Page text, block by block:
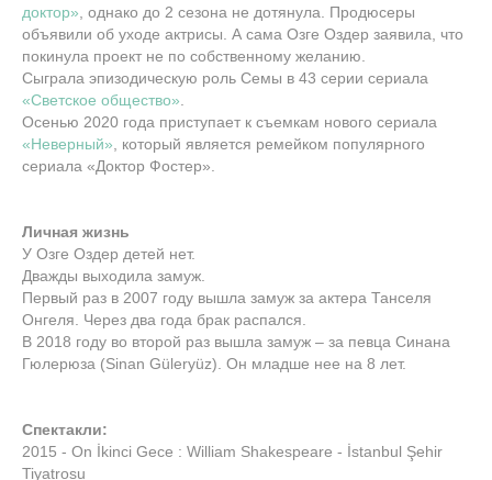
доктор» , однако до 2 сезона не дотянула. Продюсеры
объявили об уходе актрисы. А сама Озге Оздер заявила, что
покинула проект не по собственному желанию.
Сыграла эпизодическую роль Семы в 43 серии сериала
«Светское общество»
Осенью 2020 года приступает к съемкам нового сериала
«Неверный» , который является ремейком популярного
сериала «Доктор Фостер».
Личная жизнь
У Озге Оздер детей нет.
Дважды выходила замуж.
Первый раз в 2007 году вышла замуж за актера Танселя
Онгеля. Через два года брак распался.
В 2018 году во второй раз вышла замуж – за певца Синана
Гюлерюза (Sinan Güleryüz). Он младше нее на 8 лет.
Спектакли:
2015 - On İkinci Gece : William Shakespeare - İstanbul Şehir
Tiyatrosu